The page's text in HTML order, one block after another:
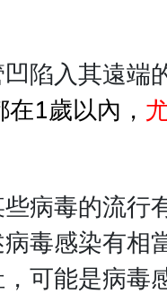
陷入其遠端
1歲以內，
病毒的流行
毒感染有相
可能是病毒